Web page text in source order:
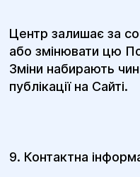
Центр залишає за
або змінювати цю
Зміни набирають
публікації на Сайті.
9. Контактна